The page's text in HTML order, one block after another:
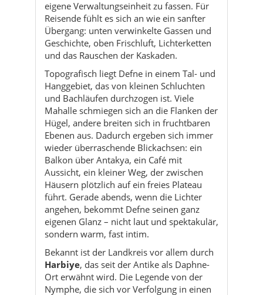
Topografisch liegt Defne in einem Tal- und
Hanggebiet, das von kleinen Schluchten
und Bachläufen durchzogen ist. Viele
Mahalle schmiegen sich an die Flanken der
Hügel, andere breiten sich in fruchtbaren
Ebenen aus. Dadurch ergeben sich immer
wieder überraschende Blickachsen: ein
Balkon über Antakya, ein Café mit
Aussicht, ein kleiner Weg, der zwischen
Häusern plötzlich auf ein freies Plateau
führt. Gerade abends, wenn die Lichter
angehen, bekommt Defne seinen ganz
eigenen Glanz – nicht laut und spektakulär,
sondern warm, fast intim.
Bekannt ist der Landkreis vor allem durch
Harbiye, das seit der Antike als Daphne-
Ort erwähnt wird. Die Legende von der
Nymphe, die sich vor Verfolgung in einen
Lorbeerbaum verwandelt, schwingt bis
heute mit, wenn die Tropfen über die
Felsen fallen. Moderne Restaurants, Hotels
und kleine Pensionen haben sich rund um
dieses Motiv entwickelt. Gleichzeitig bleibt